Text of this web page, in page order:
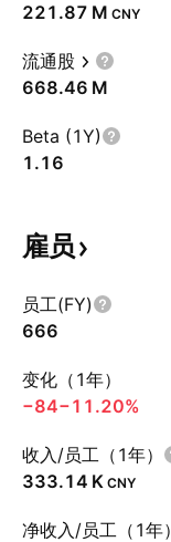
‪221.87 M‬ CNY
流通股
‪668.46 M‬
Beta (1Y)
1.16
雇员
员工(FY)
666
变化（1年）
−84−11.20%
收入/员工（1年）
‪333.14 K‬ CNY
净收入/员工（1年）